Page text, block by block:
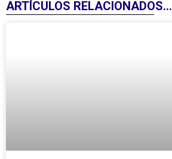
ARTÍCULOS RELACIONADOS...